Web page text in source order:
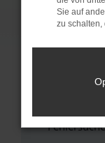
führen,
Wende
Wenn du
hast,
uns
Sie auf
zu schalten,